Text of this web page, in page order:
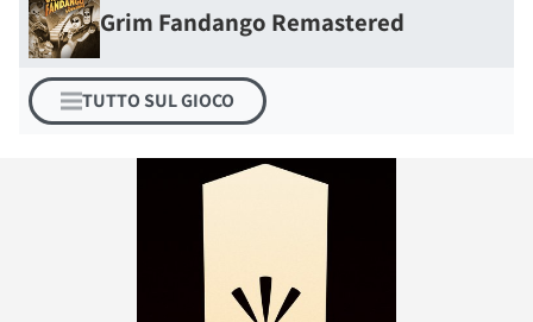
Grim Fandango Remastered
TUTTO SUL GIOCO